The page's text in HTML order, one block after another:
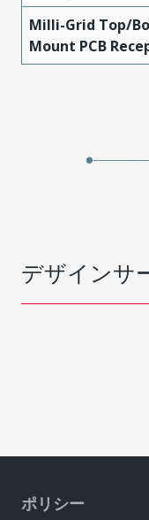
Milli-Grid Top/
Mount PCB
デザインサ
ポリシー